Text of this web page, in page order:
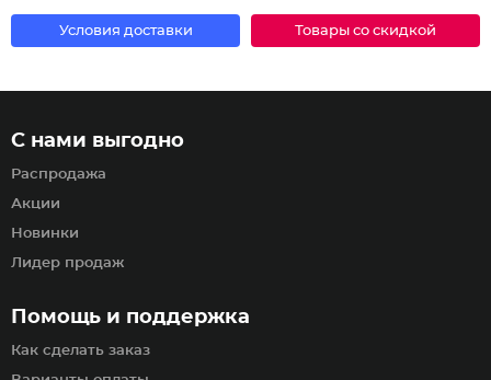
Условия доставки Товары со скидкой
Помощь и поддержка
Как сделать заказ
С нами выгодно
Распродажа
Акции
Новинки
Лидер продаж